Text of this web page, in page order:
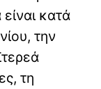
κατά
την
τη